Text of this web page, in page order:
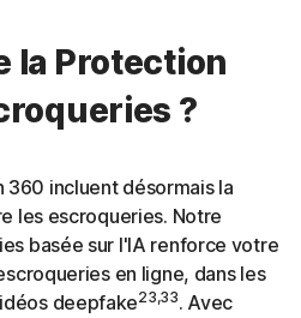
la Protection
?
360 incluent désormais la
les escroqueries. Notre
basée sur l'IA renforce votre
en ligne, dans les
deepfake23,33. Avec